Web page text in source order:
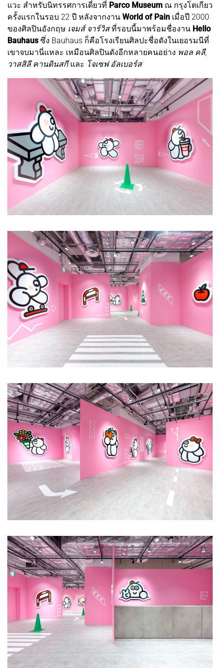
แวะ สำหรับนิทรรศการเดี่ยวที่ Parco Museum ณ กรุงโตเกียว
ครั้งแรกในรอบ 22 ปี หลังจากงาน World of Pain เมื่อปี 2000
ของศิลปินอังกฤษ เจมส์ จาร์วิสที่รอบนี้มาพร้อมชื่องาน Hello
Bauhausซึ่ง Bauhaus ก็คือโรงเรียนศิลปะชื่อดังในเยอรมนีที่
เขาจบมานี่แหละ เหมือนศิลปินดังอีกหลายคนอย่าง พอล คลี,
วาสสิลี คานดินสกีและ โจเซฟ อัลเบอร์ส